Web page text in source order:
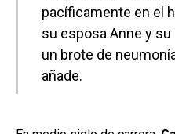
pacíficamente en el
su esposa Anne y
un brote de
añade.